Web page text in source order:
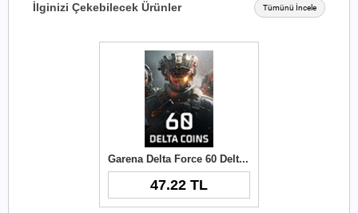
İlginizi Çekebilecek Ürünler Tümünü İncele
Garena Delta Force 60 Delta Coins TR
47.22 TL